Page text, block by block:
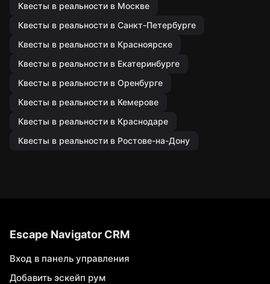
Квесты в реальности в Москве
Квесты в реальности в Санкт-Петербурге
Квесты в реальности в Красноярске
Квесты в реальности в Екатеринбурге
Квесты в реальности в Оренбурге
Квесты в реальности в Кемерове
Квесты в реальности в Краснодаре
Квесты в реальности в Ростове-на-Дону
Escape Navigator CRM
Вход в панель управления
Добавить эскейп рум